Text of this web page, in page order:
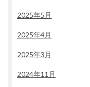
2025年5月
2025年4月
2025年3月
2024年11月